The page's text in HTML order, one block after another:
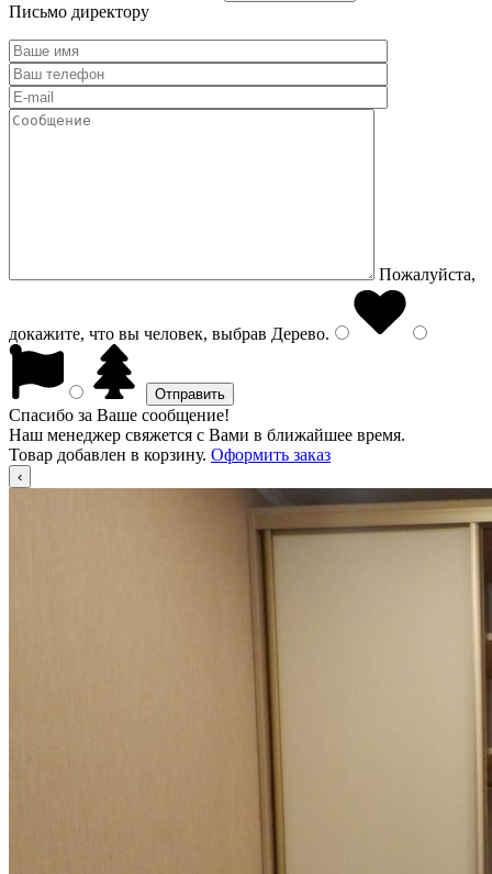
Письмо директору
Пожалуйста,
докажите, что вы человек, выбрав Дерево.
Спасибо за Ваше сообщение!
Наш менеджер свяжется с Вами в ближайшее время.
Товар добавлен в корзину. Оформить заказ